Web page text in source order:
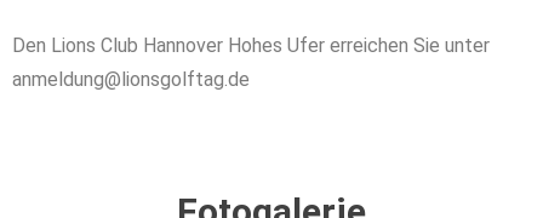
Den Lions Club Hannover Hohes Ufer erreichen Sie unter
anmeldung@lionsgolftag.de